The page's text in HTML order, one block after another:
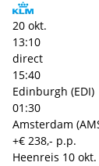
20 okt.
13:10
direct
15:40
Edinburgh (EDI)
01:30
Amsterdam
+€ 238,- p.p.
Heenreis 10 okt.